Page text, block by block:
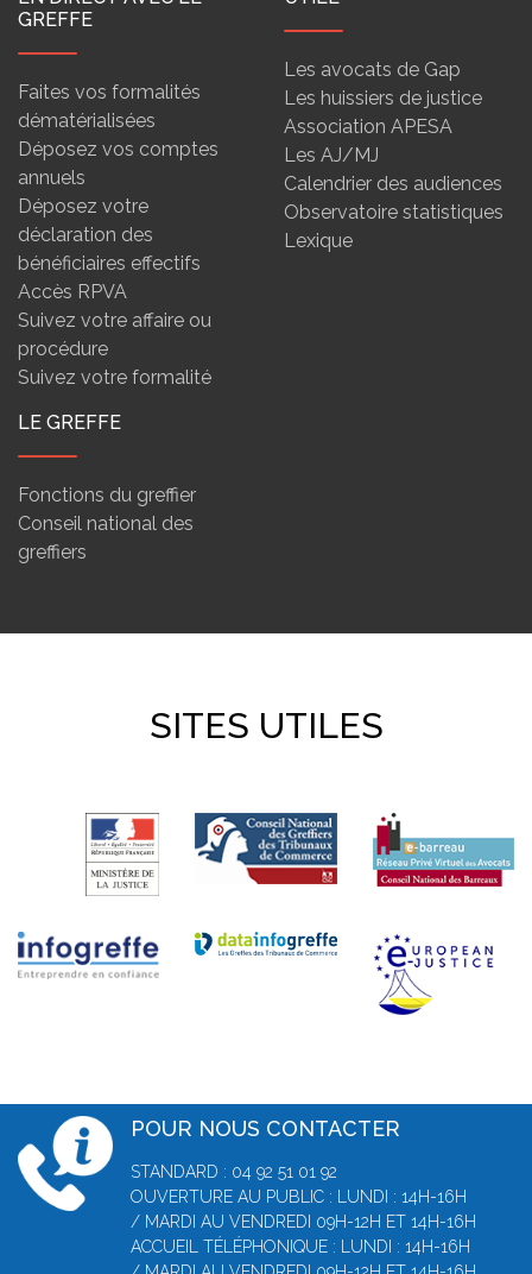
GREFFE
Faites vos formalités
dématérialisées
Déposez vos comptes
annuels
Déposez votre
déclaration des
bénéficiaires effectifs
Accès RPVA
Suivez votre affaire ou
procédure
Suivez votre formalité
Les avocats de Gap
Les huissiers de justice
Association APESA
Les AJ/MJ
Calendrier des audiences
Observatoire statistiques
Lexique
LE GREFFE
Fonctions du greffier
Conseil national des
greffiers
SITES UTILES
POUR NOUS CONTACTER
STANDARD : 04 92 51 01 92
OUVERTURE AU PUBLIC : LUNDI : 14H-16H
/ MARDI AU VENDREDI 09H-12H ET 14H-16H
ACCUEIL TÉLÉPHONIQUE : LUNDI : 14H-16H